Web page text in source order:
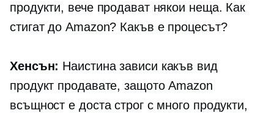
продукти, вече продават някои неща. Как
стигат до Amazon? Какъв е процесът?
Хенсън: Наистина зависи какъв вид
продукт продавате, защото Amazon
всъщност е доста строг с много продукти,